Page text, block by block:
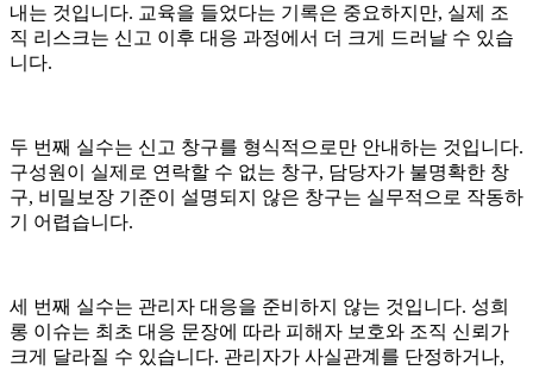
내는 것입니다. 교육을 들었다는 기록은 중요하지만, 실제 조
직 리스크는 신고 이후 대응 과정에서 더 크게 드러날 수 있습
니다.
두 번째 실수는 신고 창구를 형식적으로만 안내하는 것입니다.
구성원이 실제로 연락할 수 없는 창구, 담당자가 불명확한 창
구, 비밀보장 기준이 설명되지 않은 창구는 실무적으로 작동하
기 어렵습니다.
세 번째 실수는 관리자 대응을 준비하지 않는 것입니다. 성희
롱 이슈는 최초 대응 문장에 따라 피해자 보호와 조직 신뢰가
크게 달라질 수 있습니다. 관리자가 사실관계를 단정하거나,